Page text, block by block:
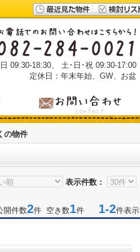
09:30-18:30、 土･日･祝 09:30-17:00
定休日：年末年始、GW、お盆
の物件
表示件数：
開件数2件 空き数1件 1-2件表示